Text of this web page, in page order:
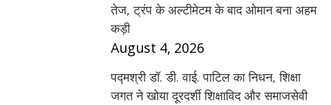
तेज, ट्रंप के अल्टीमेटम के बाद ओमान बना अहम
कड़ी
August 4, 2026
पद्मश्री डॉ. डी. वाई. पाटिल का निधन, शिक्षा
जगत ने खोया दूरदर्शी शिक्षाविद और समाजसेवी